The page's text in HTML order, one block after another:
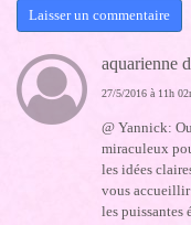
Laisser un commentaire
aquarienne
27/5/2016 à 11h
@ Yannick:
miraculeux
les idées
vous
les puissantes